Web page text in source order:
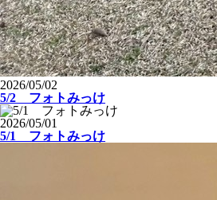
2026/05/02
5/2 フォトみっけ
2026/05/01
5/1 フォトみっけ